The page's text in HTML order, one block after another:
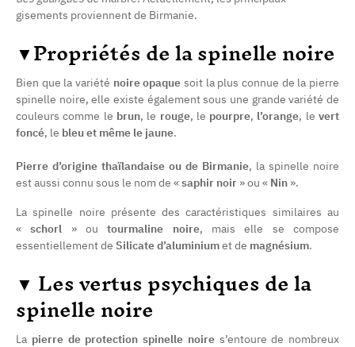
gisements proviennent de Birmanie.
▼Propriétés de la spinelle noire
Bien que la variété noire opaque soit la plus connue de la pierre
spinelle noire, elle existe également sous une grande variété de
couleurs comme le brun, le rouge, le pourpre, l’orange, levert
foncé, le bleu et même le jaune.
Pierre d’origine thaïlandaise ou de Birmanie, la spinelle noire
est aussi connu sous le nom de «saphir noir » ou « Nin ».
La spinelle noire présente des caractéristiques similaires au
«schorl » ou tourmaline noire, mais elle se compose
essentiellement de Silicate d’aluminiumet de magnésium.
▼Les vertus psychiques de la
spinelle noire
La pierre de protection spinelle noires’entoure de nombreux